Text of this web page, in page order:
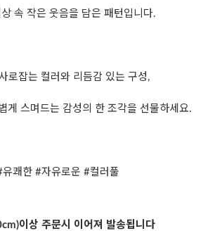
속 작은 웃음을 담은 패턴입니다.
로잡는 컬러와 리듬감 있는 구성,
게 스며드는 감성의 한 조각을 선물하세요.
유쾌한 #자유로운 #컬러풀
이상 주문시 이어져 발송됩니다